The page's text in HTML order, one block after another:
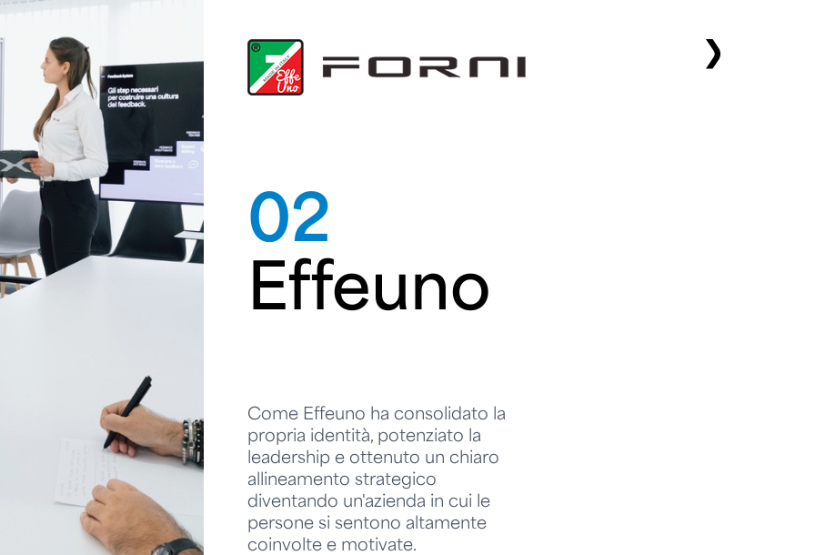
02
Effeuno
Come Effeuno ha consolidato la
propria identità, potenziato la
leadership e ottenuto un chiaro
allineamento strategico
diventando un'azienda in cui le
persone si sentono altamente
coinvolte e motivate.